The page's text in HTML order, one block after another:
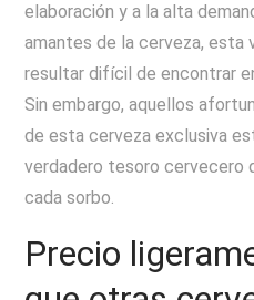
elaboración y a la alta
amantes de la cerveza, esta
resultar difícil de encontrar
Sin embargo, aquellos
de esta cerveza exclusiva
verdadero tesoro cervecero
cada sorbo.
Precio